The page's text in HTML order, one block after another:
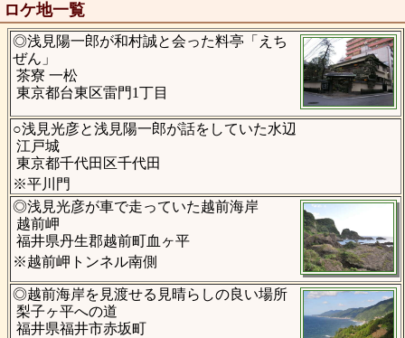
ロケ地一覧
◎浅見陽一郎が和村誠と会った料亭「えち
ぜん」
茶寮 一松
東京都台東区雷門1丁目
○浅見光彦と浅見陽一郎が話をしていた水辺
江戸城
東京都千代田区千代田
※平川門
◎浅見光彦が車で走っていた越前海岸
越前岬
福井県丹生郡越前町血ヶ平
※越前岬トンネル南側
◎越前海岸を見渡せる見晴らしの良い場所
梨子ヶ平への道
福井県福井市赤坂町